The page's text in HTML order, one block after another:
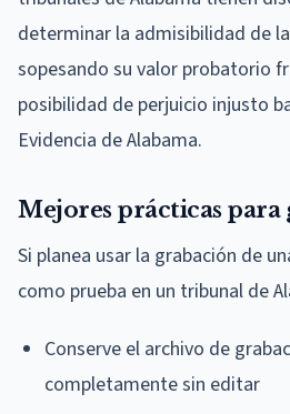
determinar la admisibilidad de
sopesando su valor probatorio
posibilidad de perjuicio injusto
Evidencia de Alabama.
Mejores prácticas para
Si planea usar la grabación de
como prueba en un tribunal de
Conserve el archivo de
completamente sin editar